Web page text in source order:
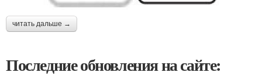
читать дальше →
Последние обновления на сайте: